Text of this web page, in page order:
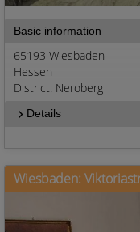
Basic information
65193 Wiesbaden
Hessen
District: Neroberg
Details